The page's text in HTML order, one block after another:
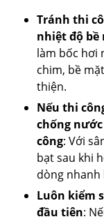
Tránh thi
nhiệt độ bề
làm bốc hơi
chim, bề
thiện.
Nếu thi
chống
công: Với
bạt sau khi
dòng nhanh
Luôn kiểm
đầu tiên: